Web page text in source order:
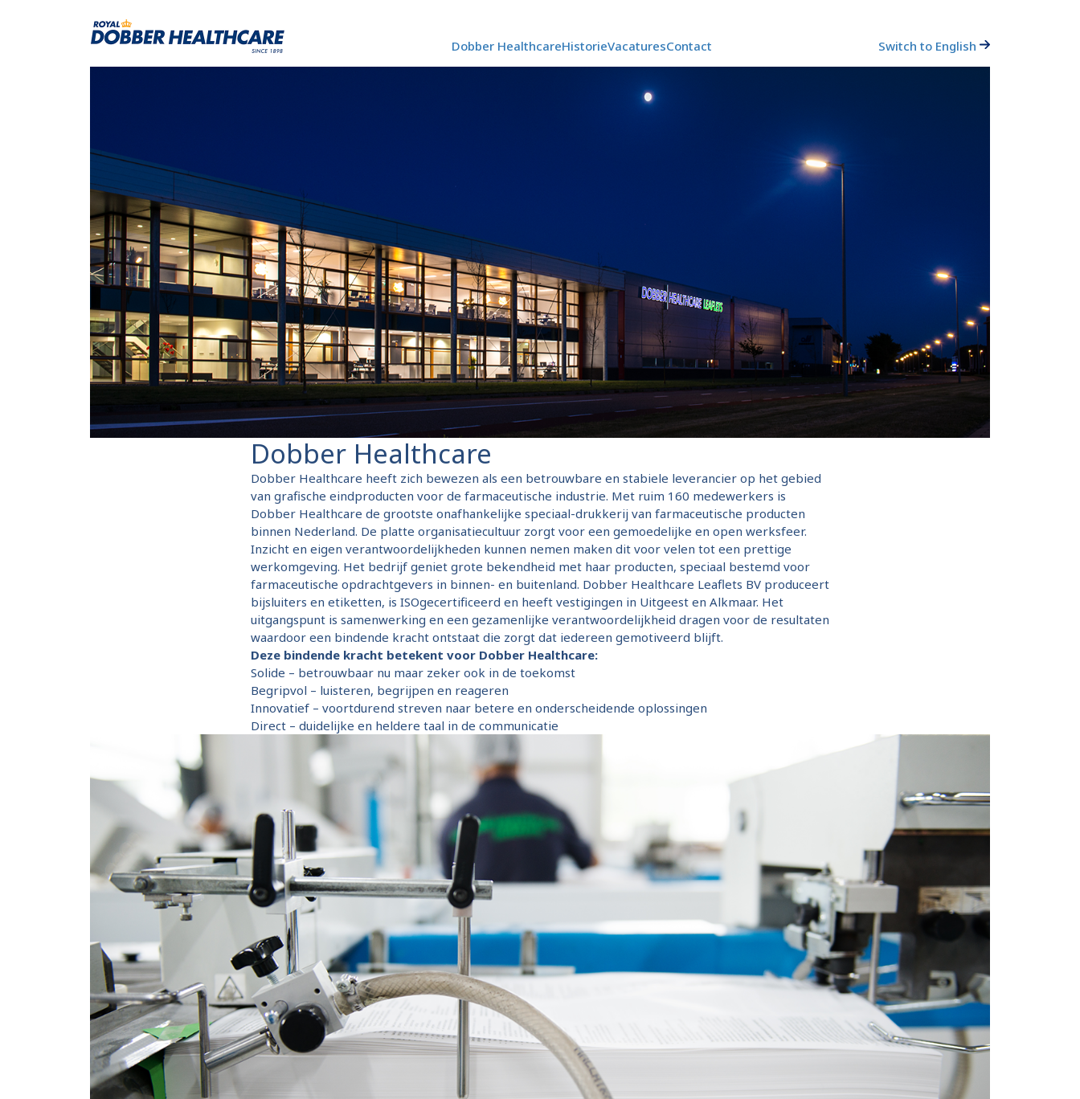
Dobber HealthcareHistorieVacaturesContact Switch to English
Dobber Healthcare
Dobber Healthcare heeft zich bewezen als een betrouwbare en stabiele leverancier op het gebied
van grafische eindproducten voor de farmaceutische industrie. Met ruim 160 medewerkers is
Dobber Healthcare de grootste onafhankelijke speciaal-drukkerij van farmaceutische producten
binnen Nederland. De platte organisatiecultuur zorgt voor een gemoedelijke en open werksfeer.
Inzicht en eigen verantwoordelijkheden kunnen nemen maken dit voor velen tot een prettige
werkomgeving. Het bedrijf geniet grote bekendheid met haar producten, speciaal bestemd voor
farmaceutische opdrachtgevers in binnen- en buitenland. Dobber Healthcare Leaflets BV produceert
bijsluiters en etiketten, is ISOgecertificeerd en heeft vestigingen in Uitgeest en Alkmaar. Het
uitgangspunt is samenwerking en een gezamenlijke verantwoordelijkheid dragen voor de resultaten
waardoor een bindende kracht ontstaat die zorgt dat iedereen gemotiveerd blijft.
Deze bindende kracht betekent voor Dobber Healthcare:
Solide – betrouwbaar nu maar zeker ook in de toekomst
Begripvol – luisteren, begrijpen en reageren
Innovatief – voortdurend streven naar betere en onderscheidende oplossingen
Direct – duidelijke en heldere taal in de communicatie